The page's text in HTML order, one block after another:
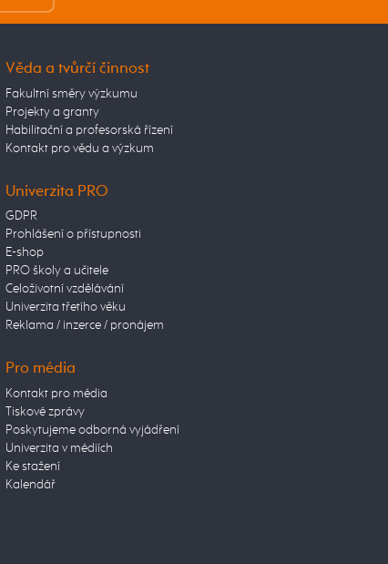
Věda a tvůrčí činnost
Fakultní směry výzkumu
Projekty a granty
Habilitační a profesorská řízení
Kontakt pro vědu a výzkum
Univerzita PRO
GDPR
Prohlášení o přístupnosti
E-shop
PRO školy a učitele
Celoživotní vzdělávání
Univerzita třetího věku
Reklama / inzerce / pronájem
Pro média
Kontakt pro média
Tiskové zprávy
Poskytujeme odborná vyjádření
Univerzita v médiích
Ke stažení
Kalendář